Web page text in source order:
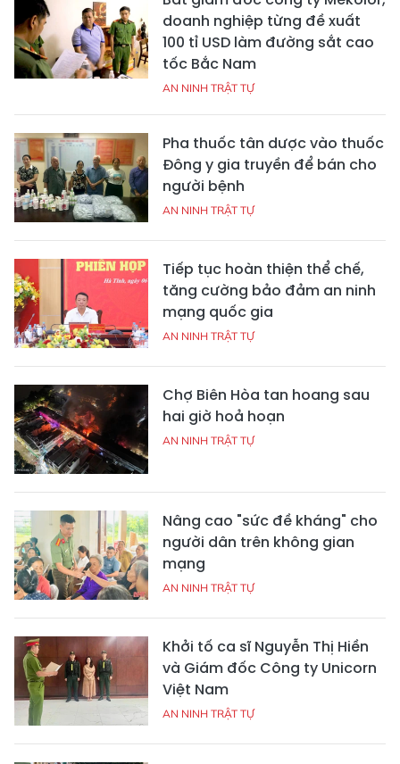
doanh nghiệp từng đề xuất
100 tỉ USD làm đường sắt cao
tốc Bắc Nam
AN NINH TRẬT TỰ
Pha thuốc tân dược vào thuốc
Đông y gia truyền để bán cho
người bệnh
AN NINH TRẬT TỰ
Tiếp tục hoàn thiện thể chế,
tăng cường bảo đảm an ninh
mạng quốc gia
AN NINH TRẬT TỰ
Chợ Biên Hòa tan hoang sau
hai giờ hoả hoạn
AN NINH TRẬT TỰ
Nâng cao "sức đề kháng" cho
người dân trên không gian
mạng
AN NINH TRẬT TỰ
Khởi tố ca sĩ Nguyễn Thị Hiền
và Giám đốc Công ty Unicorn
Việt Nam
AN NINH TRẬT TỰ